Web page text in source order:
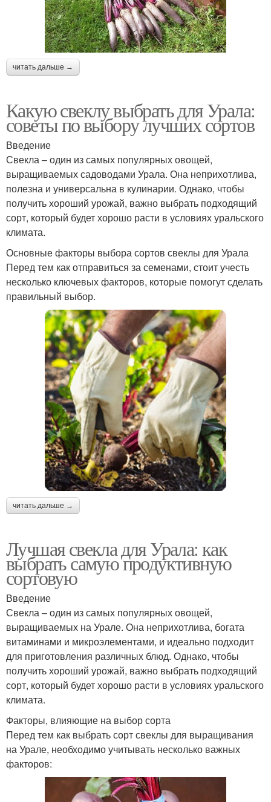
читать дальше →
Какую свеклу выбрать для Урала:
советы по выбору лучших сортов
Введение
Свекла – один из самых популярных овощей,
выращиваемых садоводами Урала. Она неприхотлива,
полезна и универсальна в кулинарии. Однако, чтобы
получить хороший урожай, важно выбрать подходящий
сорт, который будет хорошо расти в условиях уральского
климата.
Основные факторы выбора сортов свеклы для Урала
Перед тем как отправиться за семенами, стоит учесть
несколько ключевых факторов, которые помогут сделать
правильный выбор.
читать дальше →
Лучшая свекла для Урала: как
выбрать самую продуктивную
сортовую
Введение
Свекла – один из самых популярных овощей,
выращиваемых на Урале. Она неприхотлива, богата
витаминами и микроэлементами, и идеально подходит
для приготовления различных блюд. Однако, чтобы
получить хороший урожай, важно выбрать подходящий
сорт, который будет хорошо расти в условиях уральского
климата.
Факторы, влияющие на выбор сорта
Перед тем как выбрать сорт свеклы для выращивания
на Урале, необходимо учитывать несколько важных
факторов: